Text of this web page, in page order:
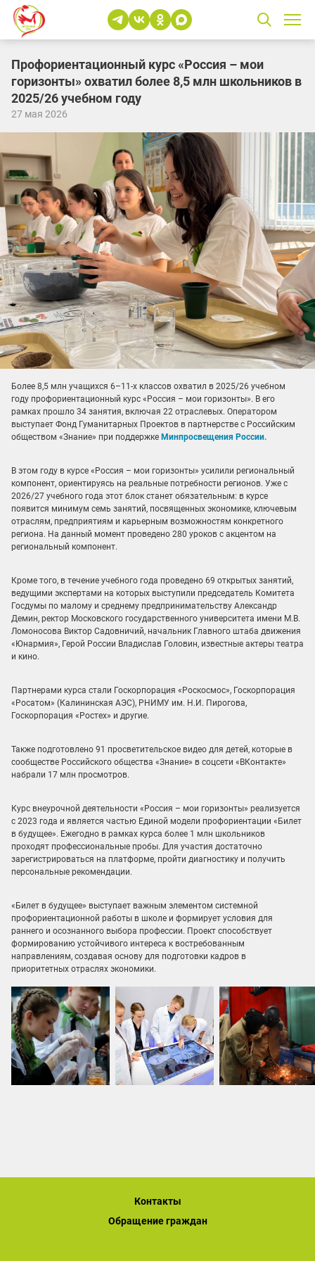
Профориентационный курс «Россия – мои
горизонты» охватил более 8,5 млн школьников в
2025/26 учебном году
27 мая 2026
Более 8,5 млн учащихся 6–11-х классов охватил в 2025/26 учебном
году профориентационный курс «Россия – мои горизонты». В его
рамках прошло 34 занятия, включая 22 отраслевых. Оператором
выступает Фонд Гуманитарных Проектов в партнерстве с Российским
обществом «Знание» при поддержке Минпросвещения России.
В этом году в курсе «Россия – мои горизонты» усилили региональный
компонент, ориентируясь на реальные потребности регионов. Уже с
2026/27 учебного года этот блок станет обязательным: в курсе
появится минимум семь занятий, посвященных экономике, ключевым
отраслям, предприятиям и карьерным возможностям конкретного
региона. На данный момент проведено 280 уроков с акцентом на
региональный компонент.
Кроме того, в течение учебного года проведено 69 открытых занятий,
ведущими экспертами на которых выступили председатель Комитета
Госдумы по малому и среднему предпринимательству Александр
Демин, ректор Московского государственного университета имени М.В.
Ломоносова Виктор Садовничий, начальник Главного штаба движения
«Юнармия», Герой России Владислав Головин, известные актеры театра
и кино.
Партнерами курса стали Госкорпорация «Роскосмос», Госкорпорация
«Росатом» (Калининская АЭС), РНИМУ им. Н.И. Пирогова,
Госкорпорация «Ростех» и другие.
Также подготовлено 91 просветительское видео для детей, которые в
сообществе Российского общества «Знание» в соцсети «ВКонтакте»
набрали 17 млн просмотров.
Курс внеурочной деятельности «Россия – мои горизонты» реализуется
с 2023 года и является частью Единой модели профориентации «Билет
в будущее». Ежегодно в рамках курса более 1 млн школьников
проходят профессиональные пробы. Для участия достаточно
зарегистрироваться на платформе, пройти диагностику и получить
персональные рекомендации.
«Билет в будущее» выступает важным элементом системной
профориентационной работы в школе и формирует условия для
раннего и осознанного выбора профессии. Проект способствует
формированию устойчивого интереса к востребованным
направлениям, создавая основу для подготовки кадров в
приоритетных отраслях экономики.
Контакты
Обращение граждан